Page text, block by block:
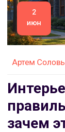
2
июн
Артем
зачем